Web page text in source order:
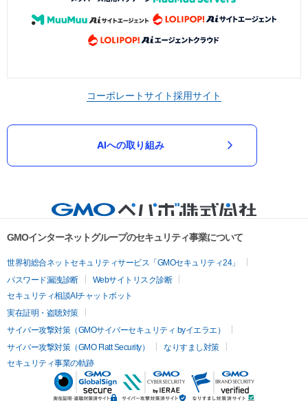
コーポレートサイト採用サイト
AIへの取り組み
GMOインターネットグループのセキュリティ事業について
世界初総合ネットセキュリティサービス「GMOセキュリティ24」
パスワード漏洩診断
Webサイトリスク診断
セキュリティ相談AIチャットボット
実在証明・盗聴対策
サイバー攻撃対策（GMOサイバーセキュリティ byイエラエ）
サイバー攻撃対策（GMO Flatt Security）
なりすまし対策
セキュリティ事業の軌跡